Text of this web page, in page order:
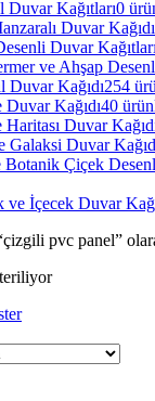
Duvar Kağıtları0
Duvar Kağıdı
Duvar Kağıtları
ve Ahşap
Duvar Kağıdı254
Kağıdı40
Duvar
Galaksi Duvar
Botanik Çiçek
ve İçecek Duvar
pvc panel”